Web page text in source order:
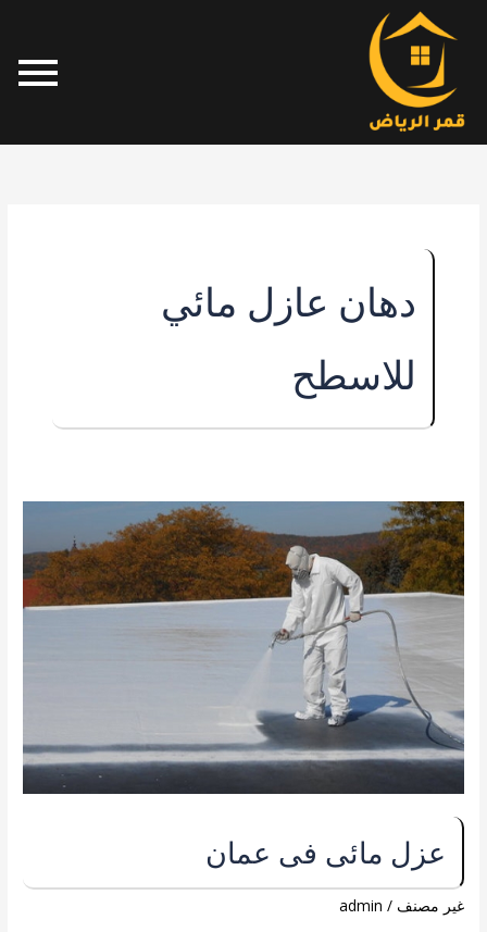
المحتوى
دهان عازل مائي
للاسطح
عزل مائى فى عمان
غير مصنف /
admin
عزل
مائى
فى
عمان